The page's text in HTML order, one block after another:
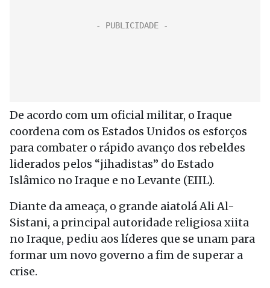
De acordo com um oficial militar, o Iraque
coordena com os Estados Unidos os esforços
para combater o rápido avanço dos rebeldes
liderados pelos “jihadistas” do Estado
Islâmico no Iraque e no Levante (EIIL).
Diante da ameaça, o grande aiatolá Ali Al-
Sistani, a principal autoridade religiosa xiita
no Iraque, pediu aos líderes que se unam para
formar um novo governo a fim de superar a
crise.